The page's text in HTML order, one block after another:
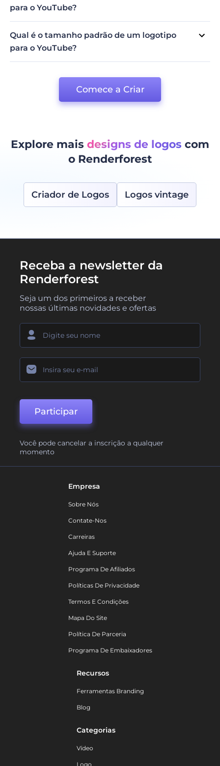
para o YouTube?
Geralmente, isso depende do criador de logotipos para o
YouTube que você estiver usando para fazer seu logo.
Alguns serviços, como o Renderforest, permitem que
você crie seu logotipo em apenas alguns minutos,
seguindo algumas instruções simples.
Qual é o tamanho padrão de um logotipo
para o YouTube?
Recomendamos uma tela quadrada de 1:1 para um
alterar o tamanho do seu logotipo, dependendo das suas
Comece a Criar
Explore mais designs de logos com
o Renderforest
Criador de Logos Logos vintage
Receba a newsletter da
Renderforest
Seja um dos primeiros a receber
nossas últimas novidades e ofertas
Participar
Você pode cancelar a inscrição a qualquer
momento
Empresa
Sobre Nós
Contate-Nos
Carreiras
Ajuda E Suporte
Programa De Afiliados
Políticas De Privacidade
Termos E Condições
Mapa Do Site
Política De Parceria
Programa De Embaixadores
Recursos
Ferramentas Branding
Blog
Categorias
Vídeo
Logo